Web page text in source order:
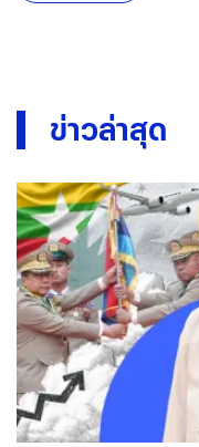
ข่าวล่าสุด